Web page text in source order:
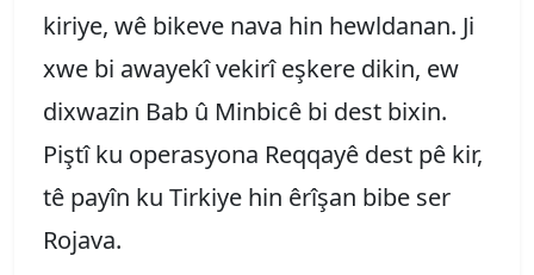
kiriye, wê bikeve nava hin hewldanan. Ji
xwe bi awayekî vekirî eşkere dikin, ew
dixwazin Bab û Minbicê bi dest bixin.
Piştî ku operasyona Reqqayê dest pê kir,
tê payîn ku Tirkiye hin êrîşan bibe ser
Rojava.